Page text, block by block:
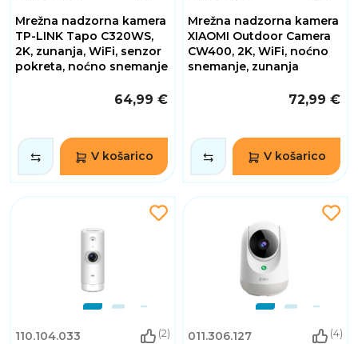
Mrežna nadzorna kamera
TP-LINK Tapo C320WS,
2K, zunanja, WiFi, senzor
pokreta, noćno snemanje
64,99 €
V košarico
Mrežna nadzorna kamera
XIAOMI Outdoor Camera
CW400, 2K, WiFi, noćno
snemanje, zunanja
72,99 €
V košarico
110.104.033 (2) 011.306.127 (4)